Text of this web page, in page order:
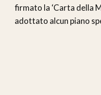
firmato la ‘Carta della
adottato alcun piano